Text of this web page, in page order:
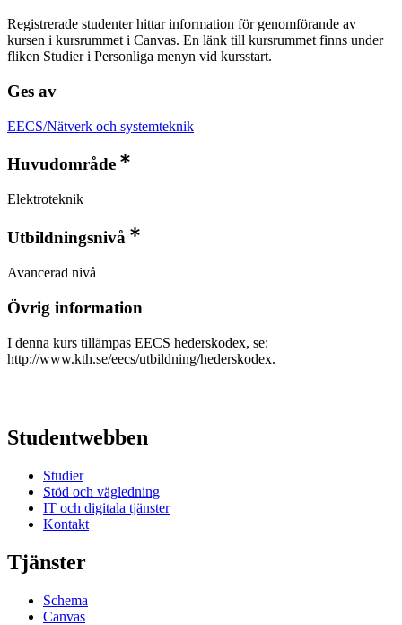
Registrerade studenter hittar information för genomförande av
kursen i kursrummet i Canvas. En länk till kursrummet finns under
fliken Studier i Personliga menyn vid kursstart.
Ges av
EECS/Nätverk och systemteknik
Huvudområde
Elektroteknik
Utbildningsnivå
Avancerad nivå
Övrig information
I denna kurs tillämpas EECS hederskodex, se:
http://www.kth.se/eecs/utbildning/hederskodex.
Studentwebben
Studier
Stöd och vägledning
IT och digitala tjänster
Kontakt
Tjänster
Schema
Canvas